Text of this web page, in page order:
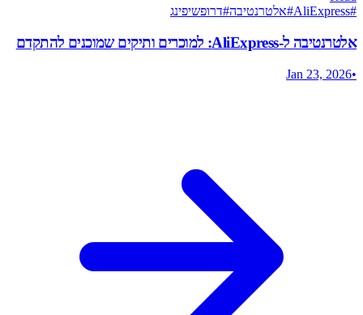
#
AliExpress
#אלטרנטיבה#דרופשיפינג
אלטרנטיבה ל-AliExpress: למוכרים ותיקים שמוכנים להתקדם
Jan 23, 2026•